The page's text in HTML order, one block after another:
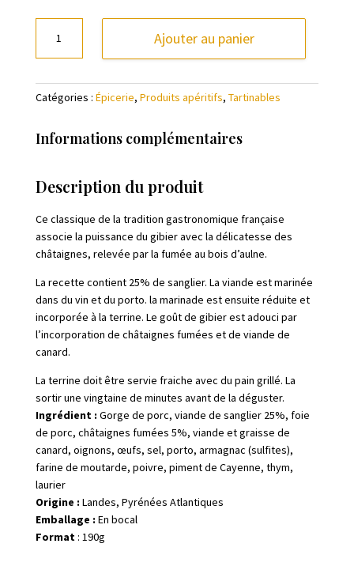
Terrine
de
sanglier
châtaignes
Barthouil
Ajouter au panier
Catégories : Épicerie, Produits apéritifs, Tartinables
Informations complémentaires
Description du produit
Ce classique de la tradition gastronomique française
associe la puissance du gibier avec la délicatesse des
châtaignes, relevée par la fumée au bois d’aulne.
La recette contient 25% de sanglier. La viande est marinée
dans du vin et du porto. la marinade est ensuite réduite et
incorporée à la terrine. Le goût de gibier est adouci par
l’incorporation de châtaignes fumées et de viande de
canard.
La terrine doit être servie fraiche avec du pain grillé. La
sortir une vingtaine de minutes avant de la déguster.
Ingrédient : Gorge de porc, viande de sanglier 25%, foie
de porc, châtaignes fumées 5%, viande et graisse de
canard, oignons, œufs, sel, porto, armagnac (sulfites),
farine de moutarde, poivre, piment de Cayenne, thym,
laurier
Origine : Landes, Pyrénées Atlantiques
Emballage : En bocal
Format: 190g